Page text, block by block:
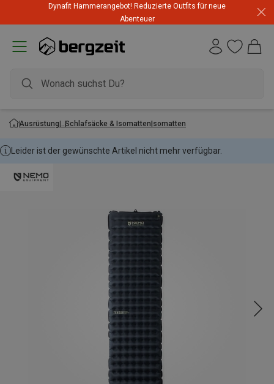
Dynafit Hammerangebot! Reduzierte Outfits für neue
Abenteuer
Ausrüstung Schlafsäcke & IsomattenIsomatten
Leider ist der gewünschte Artikel nicht mehr verfügbar.